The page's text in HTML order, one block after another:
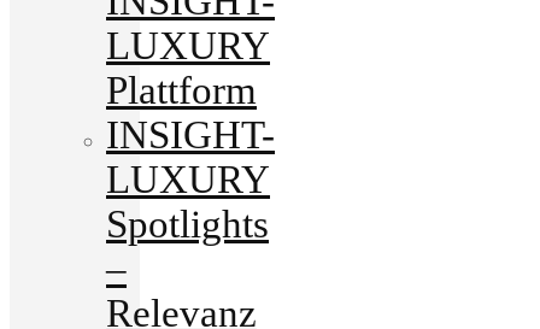
LUXURY
Plattform
INSIGHT-
LUXURY
Spotlights
–
Relevanz